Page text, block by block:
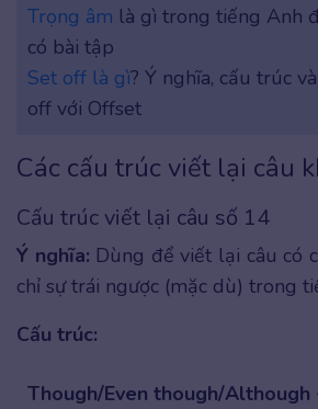
Trọng âm là gì trong tiếng Anh
có bài tập
Set off là gì? Ý nghĩa, cấu trúc
off với Offset
Các cấu trúc viết lại câu
Cấu trúc viết lại câu số 14
Ý nghĩa: Dùng để viết lại câu có
chỉ sự trái ngược (mặc dù) trong
Cấu trúc:
Though/Even though/Although